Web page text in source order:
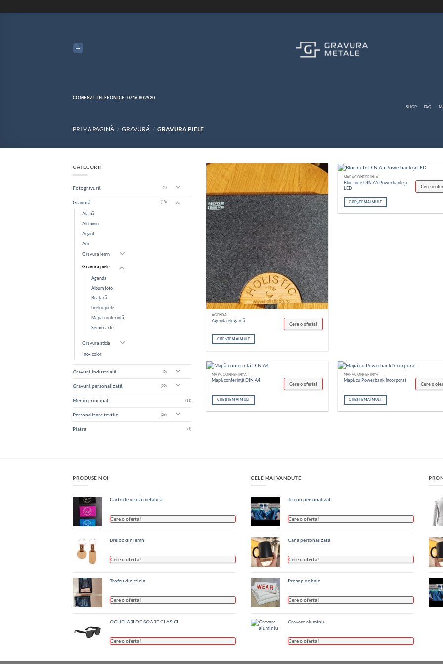
SHOP FAQ
COMENZI TELEFONICE: 0746 802920
PRIMA PAGINĂ / GRAVURĂ / GRAVURA PIELE
CATEGORII
Fotogravură (4)
Gravură (18)
Alamă
Aluminiu
Argint
Aur
Gravura lemn
Gravura piele
Agenda
Album foto
Brațară
breloc piele
Mapă conferință
Semn carte
Gravura sticla
Inox color
Gravură industrială (2)
Gravură personalizată (22)
Meniu principal (11)
Personalizare textile (26)
Piatra (1)
AGENDA
Agendă elegantă
Cere o oferta!
CITEȘTE MAI MULT
MAPĂ CONFERINȚĂ
Bloc-note DIN A5 Powerbank și
LED
Cere o
CITEȘTE MAI MULT
MAPĂ CONFERINȚĂ
Mapă conferinţă DIN A4
Cere o oferta!
CITEȘTE MAI MULT
MAPĂ CONFERINȚĂ
Mapă cu Powerbank încorporat
Cere o
CITEȘTE MAI MULT
PRODUSE NOI
Carte de vizită metalică
Cere o oferta!
Breloc din lemn
Cere o oferta!
Trofeu din sticla
Cere o oferta!
OCHELARI DE SOARE CLASICI
Cere o oferta!
CELE MAI VÂNDUTE
Tricou personalizat
Cere o oferta!
Cana personalizata
Cere o oferta!
Prosop de baie
Cere o oferta!
Gravare aluminiu
Cere o oferta!